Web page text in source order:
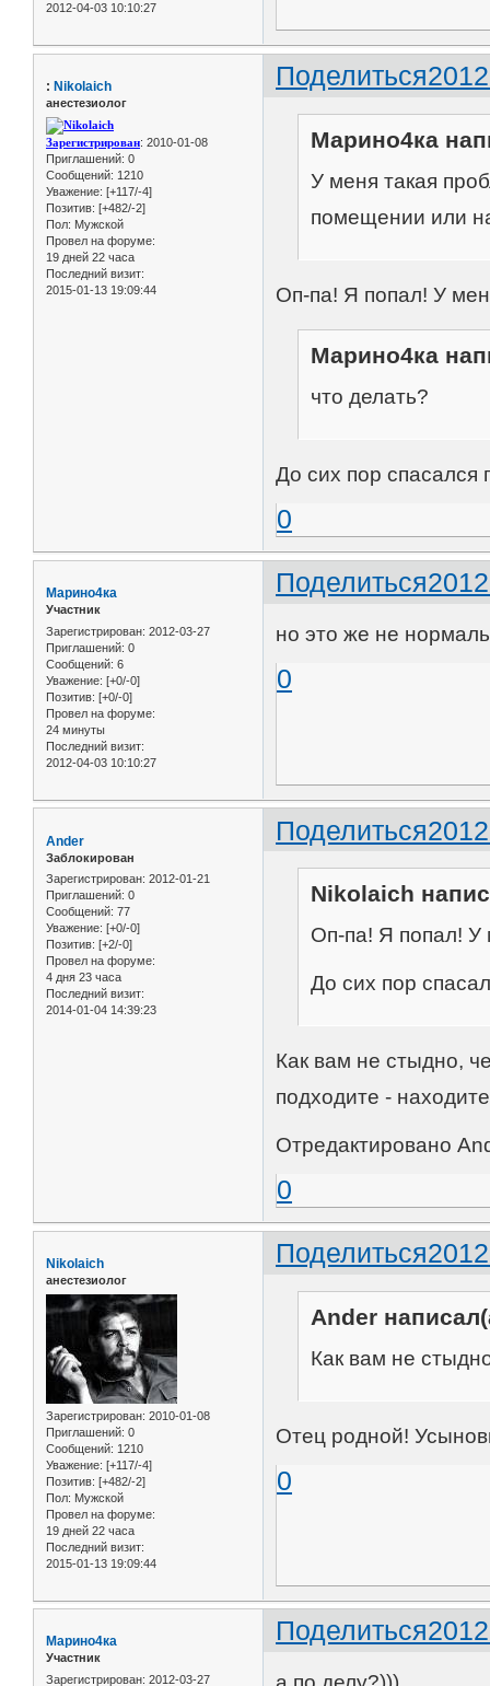
2012-04-03 10:10:27
Поделиться
: Nikolaich
анестезиолог
Зарегистрирован: 2010-01-08
Приглашений: 0
Сообщений: 1210
Уважение: [+117/-4]
Позитив: [+482/-2]
Пол: Мужской
Провел на форуме:
19 дней 22 часа
Последний визит:
2015-01-13 19:09:44
Марино4ка
У меня такая
помещении или
Оп-па! Я попал! У
Марино4ка
что делать?
До сих пор спасался
0
Поделиться
Марино4ка
Участник
Зарегистрирован: 2012-03-27
Приглашений: 0
Сообщений: 6
Уважение: [+0/-0]
Позитив: [+0/-0]
Провел на форуме:
24 минуты
Последний визит:
2012-04-03 10:10:27
но это же не
0
Поделиться
Ander
Заблокирован
Зарегистрирован: 2012-01-21
Приглашений: 0
Сообщений: 77
Уважение: [+0/-0]
Позитив: [+2/-0]
Провел на форуме:
4 дня 23 часа
Последний визит:
2014-01-04 14:39:23
Nikolaich
Оп-па! Я попал! У
До сих пор
Как вам не стыдно,
подходите -
Отредактировано
0
Поделиться
Nikolaich
анестезиолог
Зарегистрирован: 2010-01-08
Приглашений: 0
Сообщений: 1210
Уважение: [+117/-4]
Позитив: [+482/-2]
Пол: Мужской
Провел на форуме:
19 дней 22 часа
Последний визит:
2015-01-13 19:09:44
Ander
Как вам не
Отец родной!
0
Поделиться
Марино4ка
Участник
Зарегистрирован: 2012-03-27